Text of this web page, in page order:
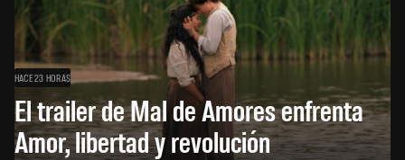
HACE 23 HORAS
El trailer de Mal de Amores enfrenta
Amor, libertad y revolución